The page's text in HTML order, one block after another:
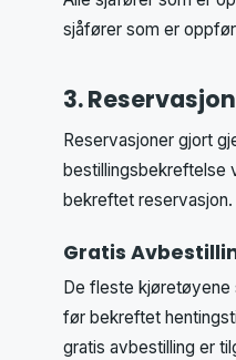
sjåfører som er
3.
Reservasjoner gjort
bestillingsbekreftelse
bekreftet reservasjon.
Gratis
De fleste
før bekreftet
gratis avbestilling er